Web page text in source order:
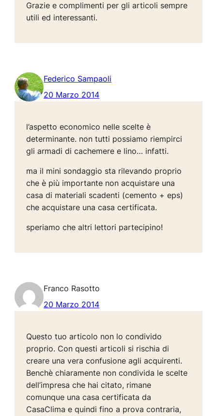
Grazie e complimenti per gli articoli sempre
utili ed interessanti.
Federico Sampaoli
20 Marzo 2014
l’aspetto economico nelle scelte è
determinante. non tutti possiamo riempirci
gli armadi di cachemere e lino… infatti.
ma il mini sondaggio sta rilevando proprio
che è più importante non acquistare una
casa di materiali scadenti (cemento + eps)
che acquistare una casa certificata.
speriamo che altri lettori partecipino!
Franco Rasotto
20 Marzo 2014
Questo tuo articolo non lo condivido
proprio. Con questi articoli si rischia di
creare una vera confusione agli acquirenti.
Benchè chiaramente non condivida le scelte
dell’impresa che hai citato, rimane
comunque una casa certificata da
CasaClima e quindi fino a prova contraria,